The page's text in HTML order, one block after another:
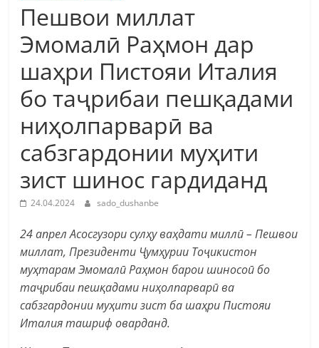
Пешвои миллат
Эмомалӣ Раҳмон дар
шаҳри Пистояи Италия
бо таҷрибаи пешқадами
ниҳолпарварӣ ва
сабзгардонии муҳити
зист шинос гардиданд
24.04.2024 sado_dushanbe
24 апрел Асосгузори сулҳу ваҳдати миллӣ – Пешвои
миллат, Президенти Ҷумҳурии Тоҷикистон
муҳтарам Эмомалӣ Раҳмон барои шиносоӣ бо
таҷрибаи пешқадами ниҳолпарварӣ ва
сабзгардонии муҳити зист ба шаҳри Пистояи
Италия ташриф оварданд.